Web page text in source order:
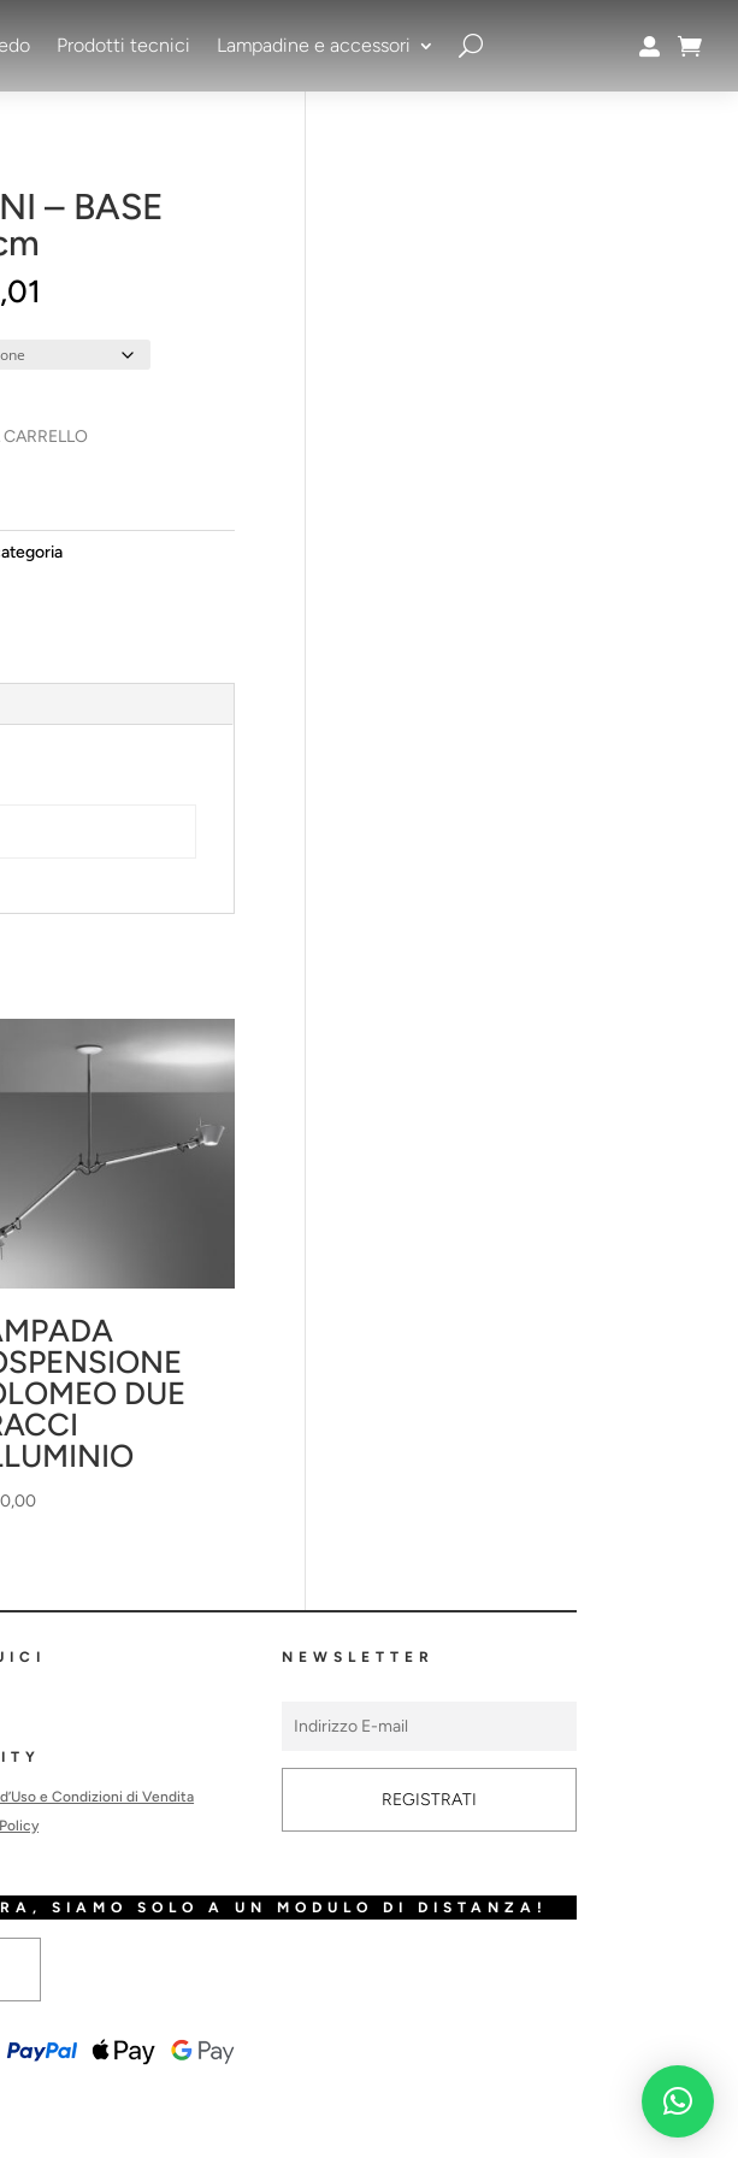
Prodotti tecnici Lampadine e accessori  
– BASE
prezzo:
a
DUE
e Condizioni di Vendita
NEWSLETTER
REGISTRATI
SIAMO SOLO A UN MODULO DI DISTANZA!